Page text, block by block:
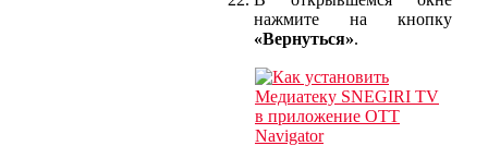
нажмите на кнопку
«Вернуться».